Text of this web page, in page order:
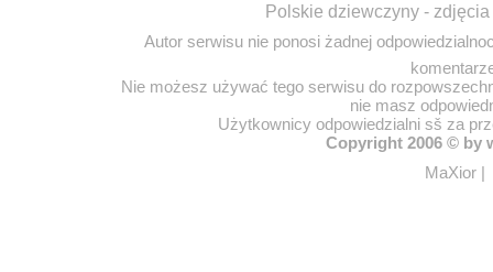
Polskie dziewczyny -
Autor serwisu nie ponosi żadnej
Nie możesz używać tego serwisu do
nie masz
Użytkownicy odpowiedzialni sš za
Copyright 2006 © by
MaXior |